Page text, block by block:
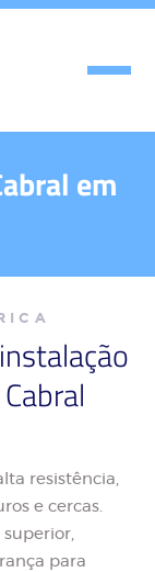
em
resistência,
e cercas.
para